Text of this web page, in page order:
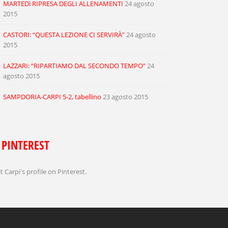
MARTEDì RIPRESA DEGLI ALLENAMENTI 24 agosto
2015
CASTORI: “QUESTA LEZIONE CI SERVIRÀ”24 agosto
2015
LAZZARI: “RIPARTIAMO DAL SECONDO TEMPO”24
agosto 2015
SAMPDORIA-CARPI 5-2, tabellino 23 agosto 2015
PINTEREST
Carpi's profile on Pinterest.